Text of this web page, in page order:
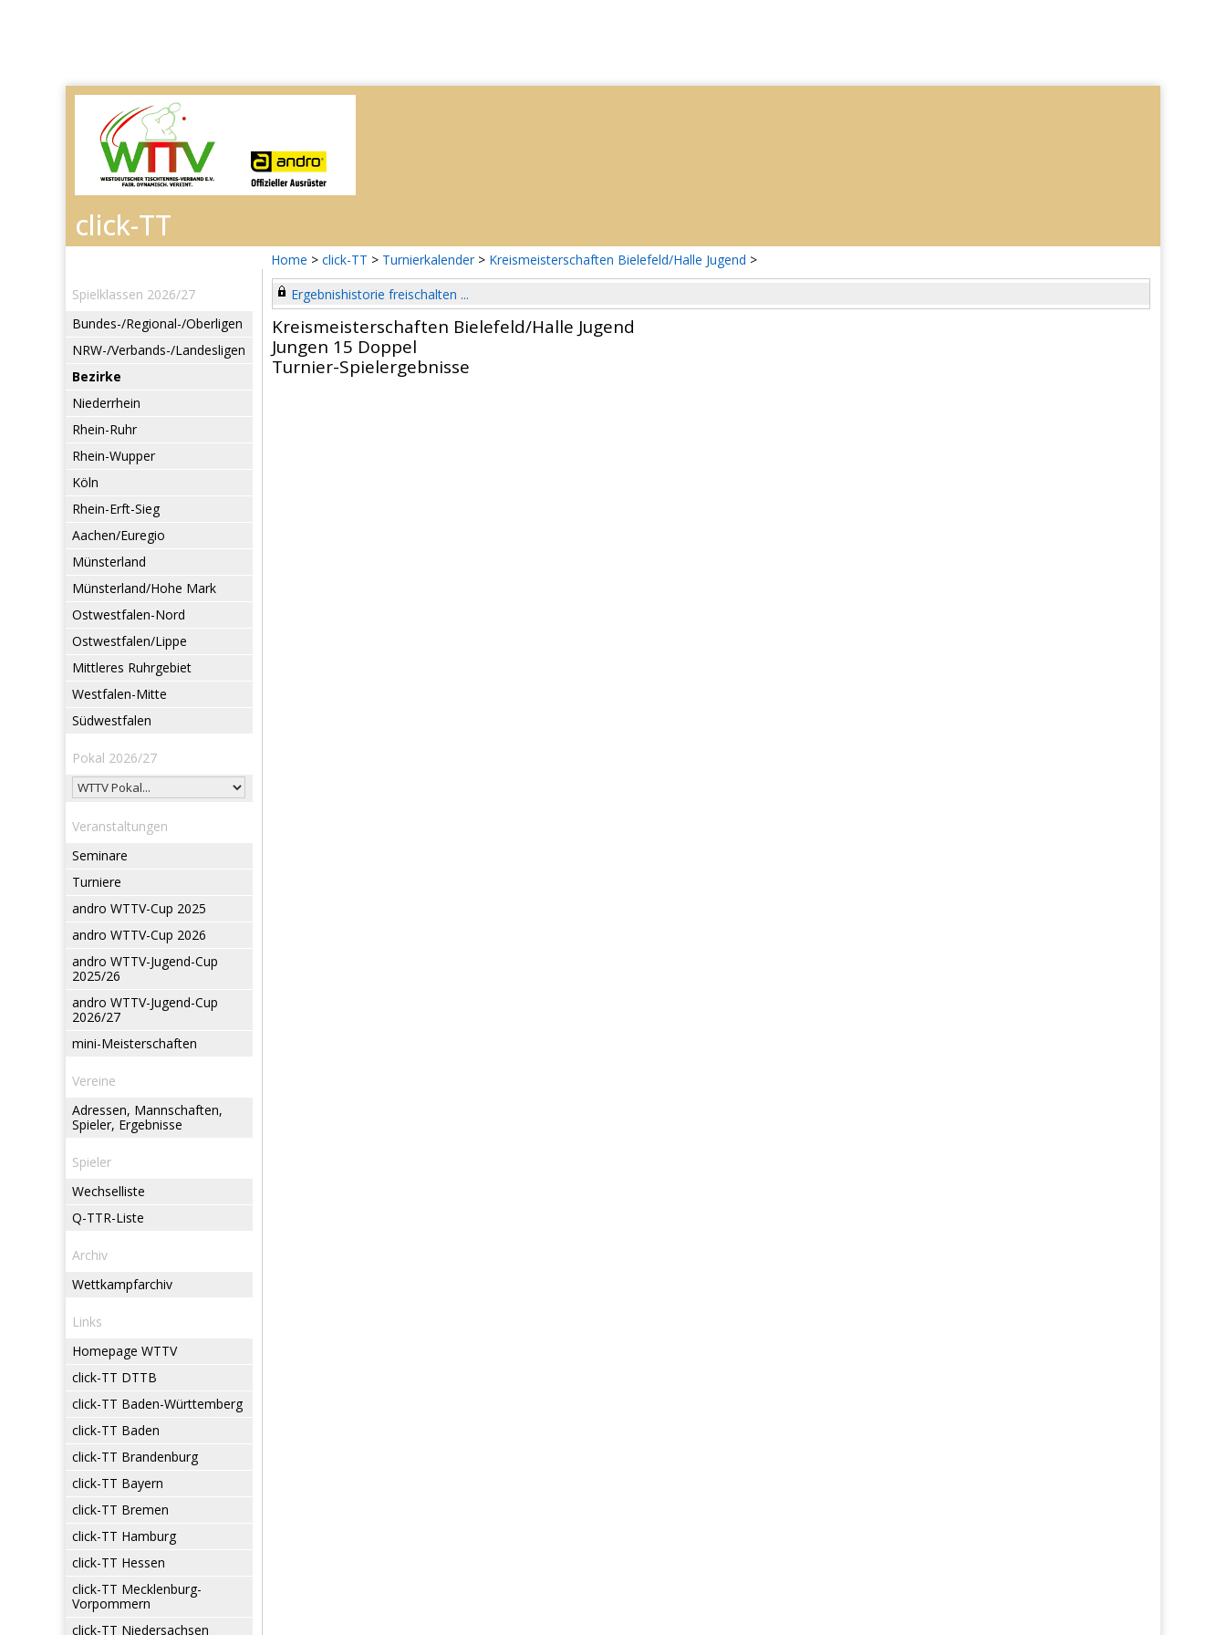
Home > click-TT > Turnierkalender > Kreismeisterschaften Bielefeld/Halle Jugend >
Spielklassen 2026/27
Bundes-/Regional-/Oberligen
NRW-/Verbands-/Landesligen
Bezirke
Niederrhein
Rhein-Ruhr
Rhein-Wupper
Köln
Rhein-Erft-Sieg
Aachen/Euregio
Münsterland
Münsterland/Hohe Mark
Ostwestfalen-Nord
Ostwestfalen/Lippe
Mittleres Ruhrgebiet
Westfalen-Mitte
Südwestfalen
Pokal 2026/27
Veranstaltungen
Seminare
Turniere
andro WTTV-Cup 2025
andro WTTV-Cup 2026
andro WTTV-Jugend-Cup
2025/26
andro WTTV-Jugend-Cup
2026/27
mini-Meisterschaften
Vereine
Adressen, Mannschaften,
Spieler, Ergebnisse
Spieler
Wechselliste
Q-TTR-Liste
Archiv
Wettkampfarchiv
Links
Homepage WTTV
click-TT DTTB
click-TT Baden-Württemberg
click-TT Baden
click-TT Brandenburg
click-TT Bayern
click-TT Bremen
click-TT Hamburg
click-TT Hessen
click-TT Mecklenburg-
Vorpommern
click-TT Niedersachsen
Ergebnishistorie freischalten ...
Kreismeisterschaften Bielefeld/Halle Jugend
Jungen 15 Doppel
Turnier-Spielergebnisse